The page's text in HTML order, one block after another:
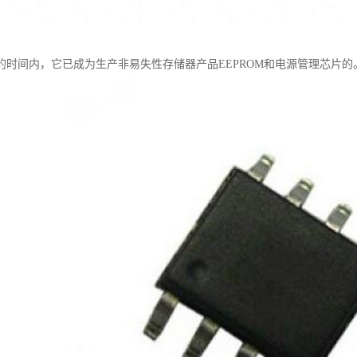
时间内，它已成为生产非易失性存储器产品EEPROM和电源管理芯片的